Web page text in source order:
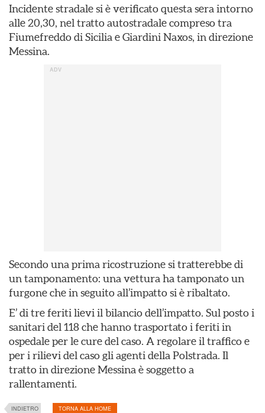
Incidente stradale si è verificato questa sera intorno
alle 20,30, nel tratto autostradale compreso tra
Fiumefreddo di Sicilia e Giardini Naxos, in direzione
Messina.
Secondo una prima ricostruzione si tratterebbe di
un tamponamento: una vettura ha tamponato un
furgone che in seguito all’impatto si è ribaltato.
E’ di tre feriti lievi il bilancio dell’impatto. Sul posto i
sanitari del 118 che hanno trasportato i feriti in
ospedale per le cure del caso. A regolare il traffico e
per i rilievi del caso gli agenti della Polstrada. Il
tratto in direzione Messina è soggetto a
rallentamenti.
INDIETRO TORNA ALLA HOME